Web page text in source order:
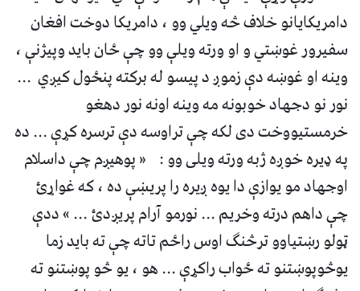
دامریکایانو خلاف څه ویلي وو ، دامریکا دوخت افغان
سفیرور غوښتي و او ورته ویلې وو چې ځان باید وپیژنې ،
وینه او غوښه دې زموږ د پیسو له برکته پنځول کیږي ...
نور نو دجهاد خوبونه مه وینه اونه نور دهغو
خرمستیووخت دی لکه چې تراوسه دې ترسره کړې ... ده
په ډیره خوږه ژبه ورته ویلی وو : « پوهیږم چې داسلام
اوجهاد مو یوازې دا یوه ږیره را پریښې ده ، که غواړئ
چې داهم درته وخریم ... نورمو آرام پریږدئ ... » ددې
ټولو رښتیاوو ترڅنګ اوس راځم تاته چې ته باید زما
یوڅوپوښتنو ته ځواب راکړې ... هو ، یو څو پوښتنو ته